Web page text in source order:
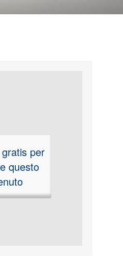
per
questo